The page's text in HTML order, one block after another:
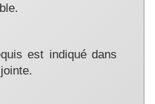
est indiqué dans